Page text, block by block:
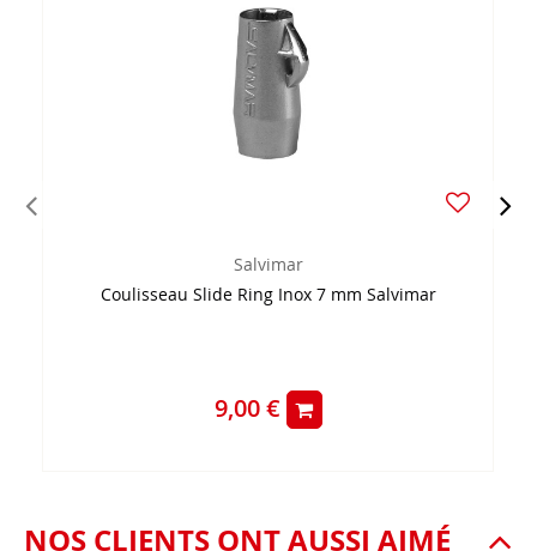
Salvimar
Coulisseau Slide Ring Inox 7 mm Salvimar
9,00 €
NOS CLIENTS ONT AUSSI AIMÉ